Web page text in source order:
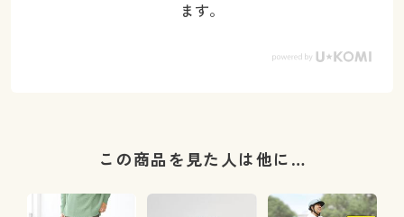
ます。
この商品を見た人は他に…